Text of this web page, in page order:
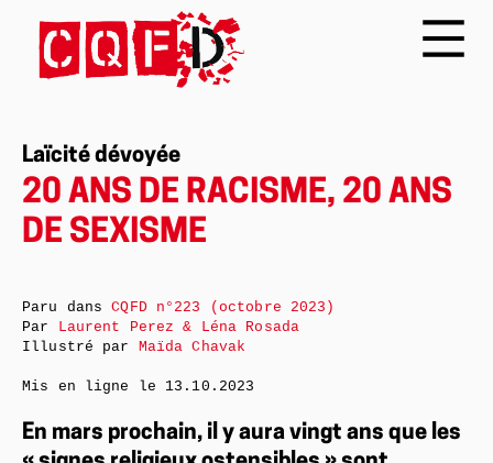
Laïcité dévoyée
20 ANS DE RACISME, 20 ANS
DE SEXISME
En mars prochain, il y aura vingt ans que les
Paru dansCQFD n°223 (octobre 2023)
Par Laurent Perez & Léna Rosada
Illustré par Maïda Chavak
Mis en ligne le 13.10.2023